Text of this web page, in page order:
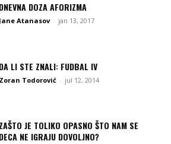
DNEVNA DOZA AFORIZMA
Jane Atanasov - jan 13, 2017
DA LI STE ZNALI: FUDBAL IV
Zoran Todorović - jul 12, 2014
ZAŠTO JE TOLIKO OPASNO ŠTO NAM SE
DECA NE IGRAJU DOVOLJNO?